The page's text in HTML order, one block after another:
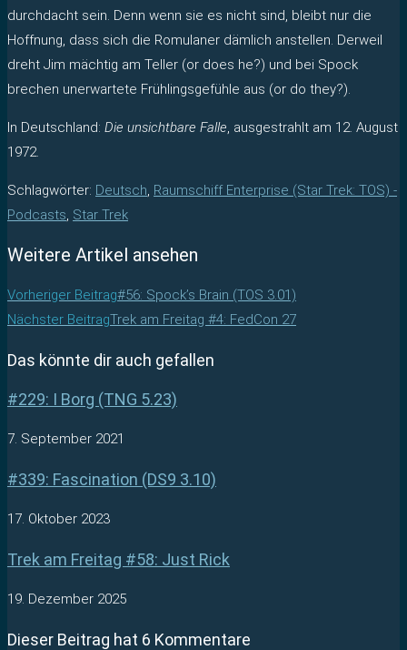
durchdacht sein. Denn wenn sie es nicht sind, bleibt nur die
Hoffnung, dass sich die Romulaner dämlich anstellen. Derweil
dreht Jim mächtig am Teller (or does he?) und bei Spock
brechen unerwartete Frühlingsgefühle aus (or do they?).
In Deutschland: Die unsichtbare Falle, ausgestrahlt am 12. August
1972.
Schlagwörter: Deutsch, Raumschiff Enterprise (Star Trek: TOS) -
Podcasts, Star Trek
Weitere Artikel ansehen
Vorheriger Beitrag#56: Spock’s Brain (TOS 3.01)
Nächster BeitragTrek am Freitag #4: FedCon 27
Das könnte dir auch gefallen
#229: I Borg (TNG 5.23)
7. September 2021
#339: Fascination (DS9 3.10)
17. Oktober 2023
Trek am Freitag #58: Just Rick
19. Dezember 2025
Dieser Beitrag hat 6 Kommentare